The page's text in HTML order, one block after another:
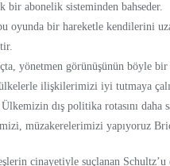
bir abonelik sisteminden bahseder.
oyunda bir hareketle kendilerini
yönetmen görünüşünün böyle
ilişkilerimizi iyi tutmaya
dış politika rotasını
müzakerelerimizi yapıyoruz
cinayetiyle suçlanan